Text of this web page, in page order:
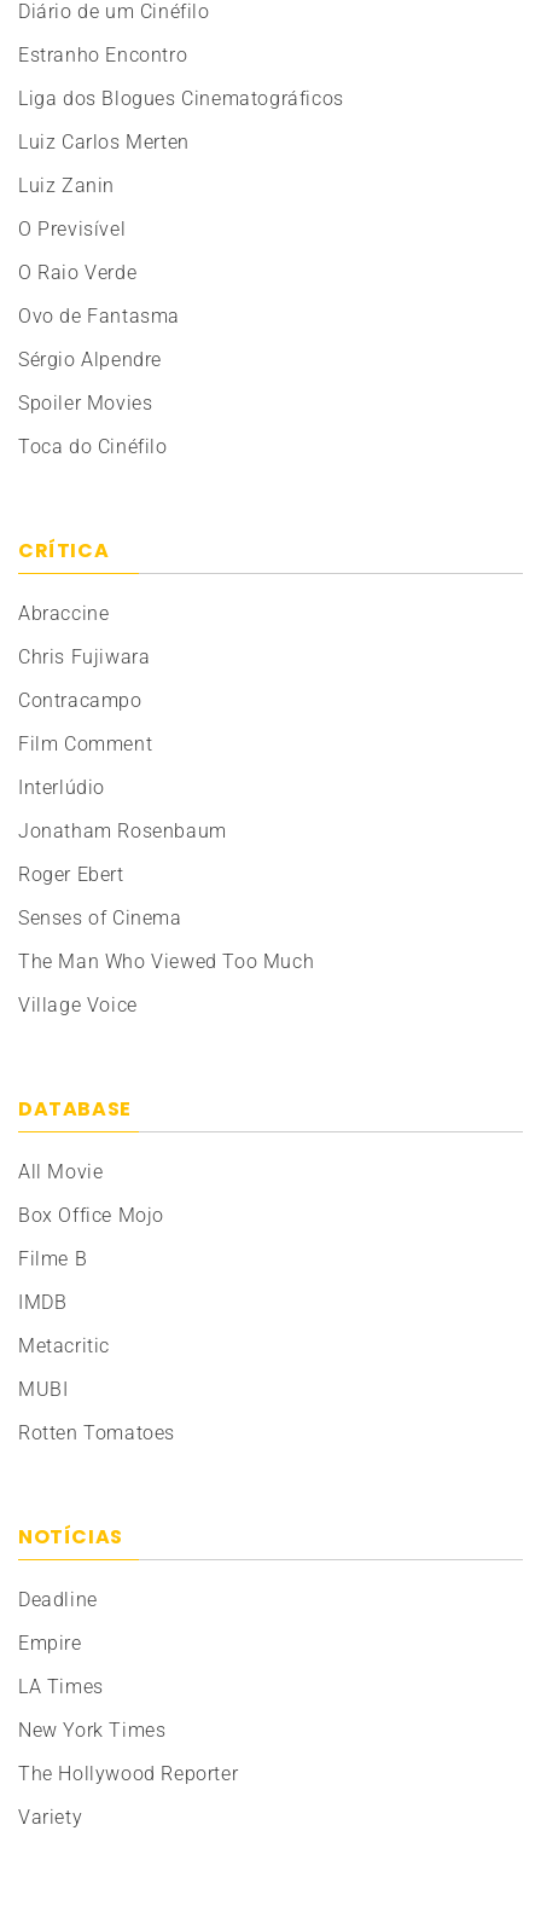
Diário de um Cinéfilo
Estranho Encontro
Liga dos Blogues Cinematográficos
Luiz Carlos Merten
Luiz Zanin
O Previsível
O Raio Verde
Ovo de Fantasma
Sérgio Alpendre
Spoiler Movies
Toca do Cinéfilo
CRÍTICA
Abraccine
Chris Fujiwara
Contracampo
Film Comment
Interlúdio
Jonatham Rosenbaum
Roger Ebert
Senses of Cinema
The Man Who Viewed Too Much
Village Voice
DATABASE
All Movie
Box Office Mojo
Filme B
IMDB
Metacritic
MUBI
Rotten Tomatoes
NOTÍCIAS
Deadline
Empire
LA Times
New York Times
The Hollywood Reporter
Variety